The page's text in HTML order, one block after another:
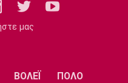
στη Νίκαια
Ινφαντίνο
μας
ΒΟΛΕΪ ΠΟΛΟ